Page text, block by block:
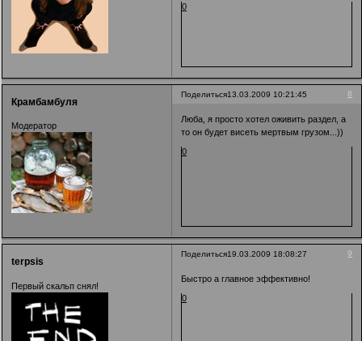
0
Поделиться 8
13.03.2009 10:21:45
Крамбамбуля
Модератор
Люба, я просто хотел оживить раздел, а
то он будет висеть мертвым грузом...))
0
Поделиться 9
19.03.2009 18:08:27
terpsis
Первый скальп снял!
Быстро а главное эффективно!
0